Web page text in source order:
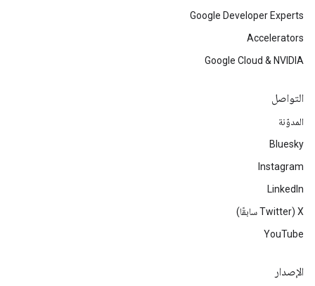
Google Developer Experts
Accelerators
Google Cloud & NVIDIA
التواصل
المدوّنة
Bluesky
Instagram
LinkedIn
‫X ‏(Twitter سابقًا)
YouTube
الإصدار